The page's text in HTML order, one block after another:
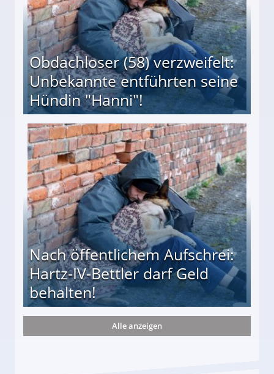
Obdachloser (58) verzweifelt:
Unbekannte entführten seine
Hündin "Hanni"!
entführten seine Hündin "Hanni"!
Nach öffentlichem Aufschrei:
Hartz-IV-Bettler darf Geld
behalten!
darf Geld behalten!
Alle anzeigen